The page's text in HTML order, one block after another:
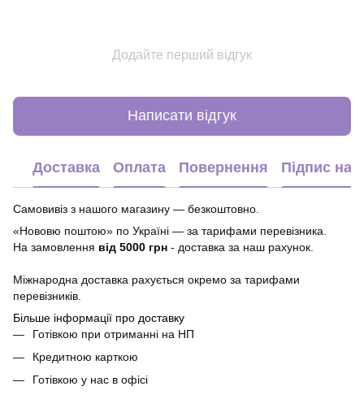
Додайте перший відгук
Написати відгук
Доставка Оплата Повернення Підпис на
Самовивіз з нашого магазину — безкоштовно.
«Нововю поштою» по Україні — за тарифами перевізника.
На замовлення від 5000 грн - доставка за наш рахунок.
Міжнародна доставка рахується окремо за тарифами
перевізників.
Більше інформації про доставку
Готівкою при отриманні на НП
Кредитною карткою
Готівкою у нас в офісі